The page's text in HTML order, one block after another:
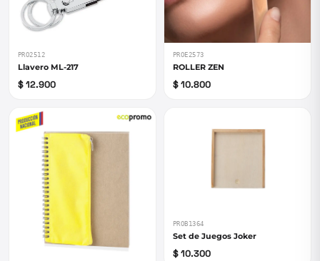
PRO2512
Llavero ML-217
$ 12.900
PROE2573
ROLLER ZEN
$ 10.800
PROB1364
Set de Juegos Joker
$ 10.300